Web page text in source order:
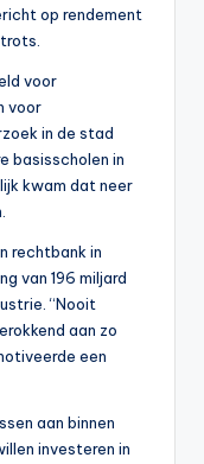
op rendement
voor
voor
in de stad
basisscholen in
kwam dat neer
rechtbank in
van 196 miljard
“Nooit
aan zo
een
aan binnen
investeren in